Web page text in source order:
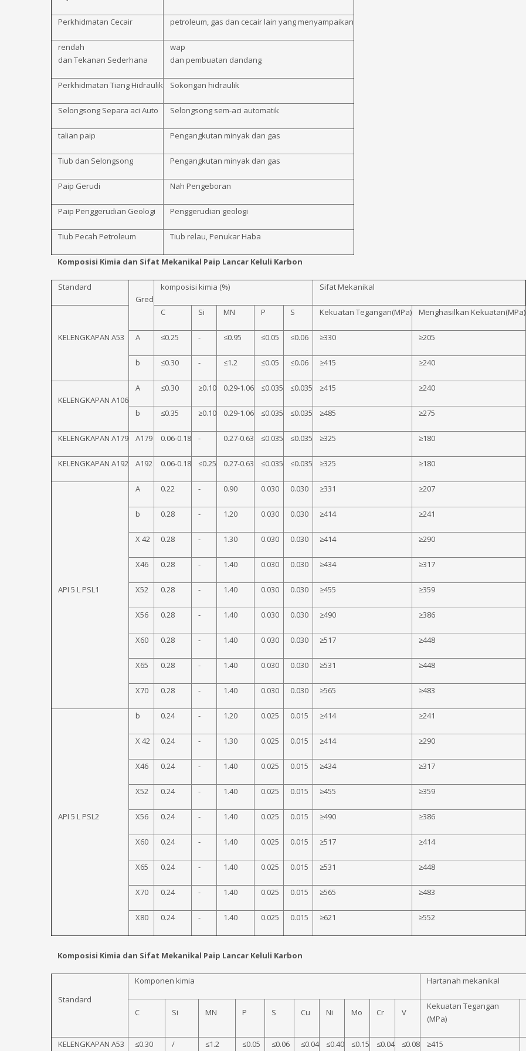
Perkhidmatan Cecair petroleum, gas dan cecair lain yang menyampaikan
rendah
dan Tekanan Sederhana
wap
dan pembuatan dandang
Perkhidmatan Tiang Hidraulik Sokongan hidraulik
Selongsong Separa aci Auto Selongsong sem-aci automatik
talian paip Pengangkutan minyak dan gas
Tiub dan Selongsong Pengangkutan minyak dan gas
Paip Gerudi Nah Pengeboran
Paip Penggerudian Geologi Penggerudian geologi
Tiub Pecah Petroleum Tiub relau, Penukar Haba
Komposisi Kimia dan Sifat Mekanikal Paip Lancar Keluli Karbon
Standard
Gred
komposisi kimia (%) Sifat Mekanikal
KELENGKAPAN A53
C Si MN P S Kekuatan Tegangan(MPa) Menghasilkan Kekuatan(MPa)
A ≤0.25 - ≤0.95 ≤0.05 ≤0.06 ≥330 ≥205
b ≤0.30 - ≤1.2 ≤0.05 ≤0.06 ≥415 ≥240
KELENGKAPAN A106
A ≤0.30 ≥0.10 0.29-1.06 ≤0.035 ≤0.035 ≥415 ≥240
b ≤0.35 ≥0.10 0.29-1.06 ≤0.035 ≤0.035 ≥485 ≥275
KELENGKAPAN A179 A179 0.06-0.18 - 0.27-0.63 ≤0.035 ≤0.035 ≥325 ≥180
KELENGKAPAN A192 A192 0.06-0.18 ≤0.25 0.27-0.63 ≤0.035 ≤0.035 ≥325 ≥180
API 5 L PSL1
A 0.22 - 0.90 0.030 0.030 ≥331 ≥207
b 0.28 - 1.20 0.030 0.030 ≥414 ≥241
X 42 0.28 - 1.30 0.030 0.030 ≥414 ≥290
X46 0.28 - 1.40 0.030 0.030 ≥434 ≥317
X52 0.28 - 1.40 0.030 0.030 ≥455 ≥359
X56 0.28 - 1.40 0.030 0.030 ≥490 ≥386
X60 0.28 - 1.40 0.030 0.030 ≥517 ≥448
X65 0.28 - 1.40 0.030 0.030 ≥531 ≥448
X70 0.28 - 1.40 0.030 0.030 ≥565 ≥483
API 5 L PSL2
b 0.24 - 1.20 0.025 0.015 ≥414 ≥241
X 42 0.24 - 1.30 0.025 0.015 ≥414 ≥290
X46 0.24 - 1.40 0.025 0.015 ≥434 ≥317
X52 0.24 - 1.40 0.025 0.015 ≥455 ≥359
X56 0.24 - 1.40 0.025 0.015 ≥490 ≥386
X60 0.24 - 1.40 0.025 0.015 ≥517 ≥414
X65 0.24 - 1.40 0.025 0.015 ≥531 ≥448
X70 0.24 - 1.40 0.025 0.015 ≥565 ≥483
X80 0.24 - 1.40 0.025 0.015 ≥621 ≥552
Komposisi Kimia dan Sifat Mekanikal Paip Lancar Keluli Karbon
Standard
Komponen kimia Hartanah mekanikal
C Si MN P S Cu Ni Mo Cr V
Kekuatan Tegangan
(MPa)
KELENGKAPAN A53 ≤0.30 / ≤1.2 ≤0.05 ≤0.06 ≤0.04 ≤0.40 ≤0.15 ≤0.04 ≤0.08 ≥415